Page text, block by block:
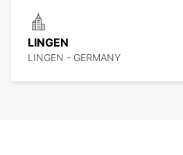
LINGEN
LINGEN - GERMANY